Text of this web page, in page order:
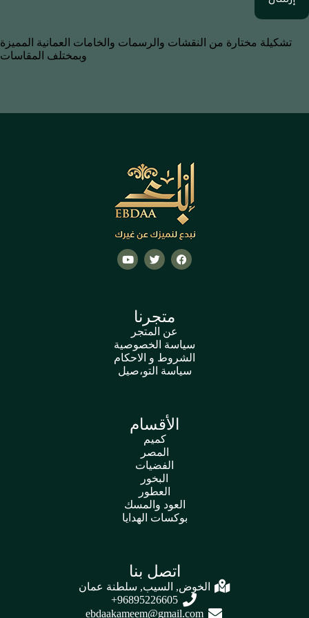
تشكيلة مختارة من النقشات والرسمات والخامات العمانية المميزة
وبمختلف المقاسات
متجرنا
عن المتجر
سياسة الخصوصية
الشروط و الاحكام
سياسة التو،صيل
الأقسام
كميم
المصر
الفضيات
البخور
العطور
العود والمسك
بوكسات الهدايا
اتصل بنا
الخوض, السيب, سلطنة عمان
96895226605+
ebdaakameem@gmail.com